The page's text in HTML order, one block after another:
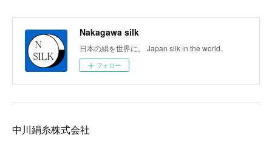
Nakagawa silk
日本の絹を世界に。 Japan silk in the world.
フォロー
中川絹糸株式会社